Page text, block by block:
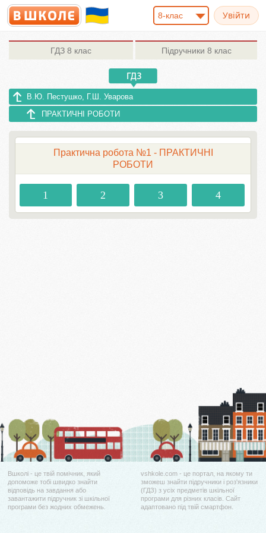
8-клас
ГДЗ 8 клас Підручники 8 клас
В.Ю. Пестушко, Г.Ш. Уварова
ПРАКТИЧНІ РОБОТИ
Практична робота №1 - ПРАКТИЧНІ
РОБОТИ
1 2 3 4
Вшколі - це твій помічник, який
допоможе тобі швидко знайти
відповідь на завдання або
завантажити підручник зі шкільної
програми без жодних обмежень.
vshkole.com - це портал, на якому ти
зможеш знайти підручники і роз'язники
(ГДЗ) з усіх предметів шкільної
програми для різних класів. Сайт
адаптовано під твій смартфон.